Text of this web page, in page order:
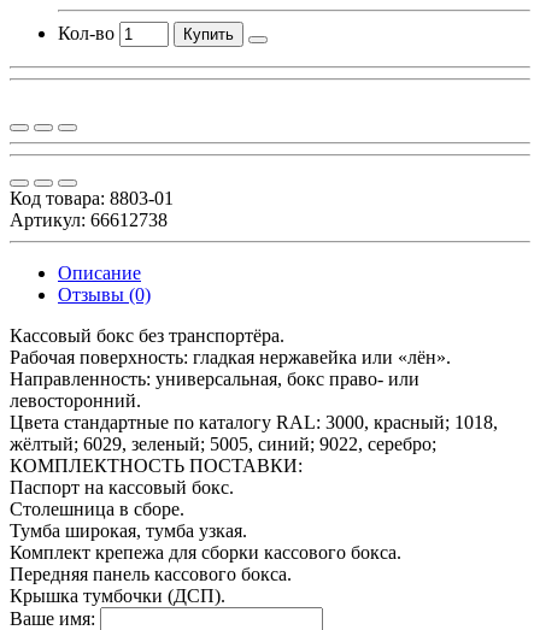
Кол-во Купить
Код товара: 8803-01
Артикул: 66612738
Описание
Отзывы (0)
Кассовый бокс без транспортёра.
Рабочая поверхность: гладкая нержавейка или «лён».
Направленность: универсальная, бокс право- или
левосторонний.
Цвета стандартные по каталогу RAL: 3000, красный; 1018,
жёлтый; 6029, зеленый; 5005, синий; 9022, серебро;
КОМПЛЕКТНОСТЬ ПОСТАВКИ:
Паспорт на кассовый бокс.
Столешница в сборе.
Тумба широкая, тумба узкая.
Комплект крепежа для сборки кассового бокса.
Передняя панель кассового бокса.
Крышка тумбочки (ДСП).
Ваше имя: